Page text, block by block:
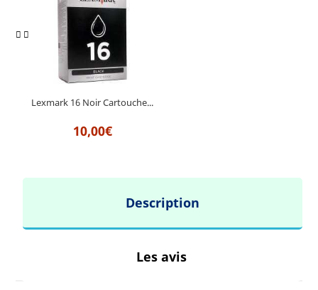
Lexmark 16 Noir Cartouche...
10,00€
Description
Les avis